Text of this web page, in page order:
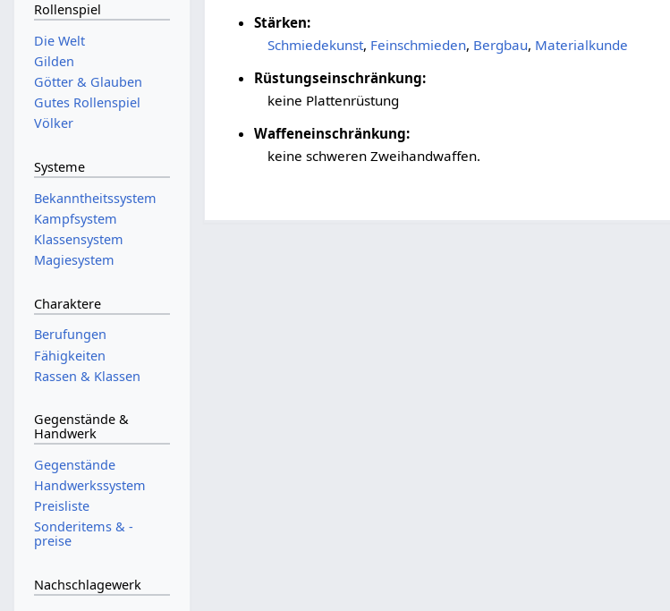
Stärken:
Schmiedekunst, Feinschmieden, Bergbau, Materialkunde
Rüstungseinschränkung:
keine Plattenrüstung
Waffeneinschränkung:
keine schweren Zweihandwaffen.
Rollenspiel
Die Welt
Gilden
Götter & Glauben
Gutes Rollenspiel
Völker
Systeme
Bekanntheitssystem
Kampfsystem
Klassensystem
Magiesystem
Charaktere
Berufungen
Fähigkeiten
Rassen & Klassen
Gegenstände &
Handwerk
Gegenstände
Handwerkssystem
Preisliste
Sonderitems & -
preise
Nachschlagewerk